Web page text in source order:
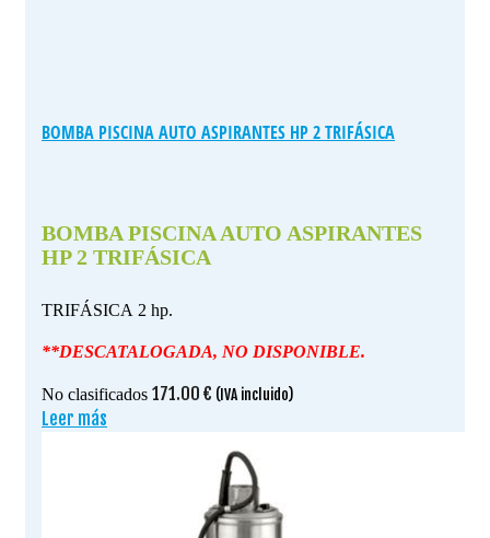
BOMBA PISCINA AUTO ASPIRANTES HP 2 TRIFÁSICA
BOMBA PISCINA AUTO ASPIRANTES
HP 2 TRIFÁSICA
TRIFÁSICA 2 hp.
**DESCATALOGADA, NO DISPONIBLE.
No clasificados 171.00 € (IVA incluido)
Leer más